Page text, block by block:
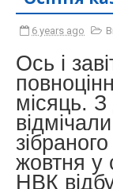
6 years ago
Ось і
місяць.
жовтня у
НВК